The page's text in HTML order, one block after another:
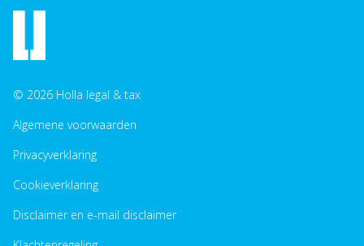
© 2026 Holla legal & tax
Algemene voorwaarden
Privacyverklaring
Cookieverklaring
Disclaimer en e-mail disclaimer